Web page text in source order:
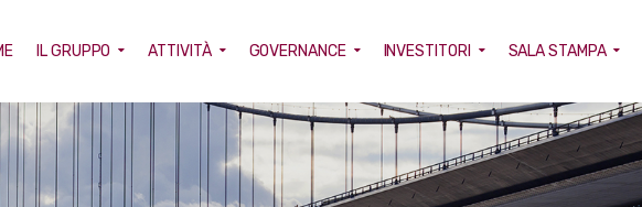
IL GRUPPO ATTIVITÀ GOVERNANCE INVESTITORI SALA STAMPA